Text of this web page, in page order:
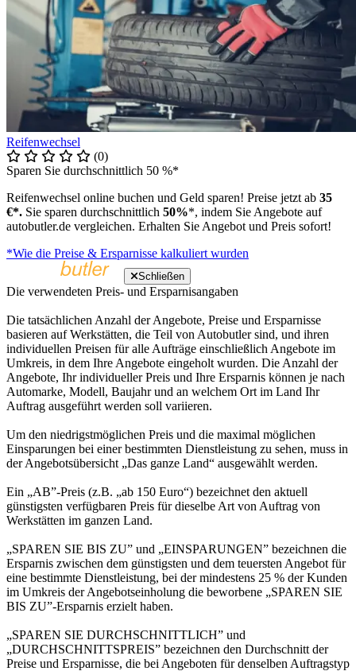
Reifenwechsel
(0)
Sparen Sie durchschnittlich 50 %*
Reifenwechsel online buchen und Geld sparen! Preise jetzt ab 35
€*. Sie sparen durchschnittlich 50%*, indem Sie Angebote auf
autobutler.de vergleichen. Erhalten Sie Angebot und Preis sofort!
*Wie die Preise & Ersparnisse kalkuliert wurden
Schließen
Die verwendeten Preis- und Ersparnisangaben
Die tatsächlichen Anzahl der Angebote, Preise und Ersparnisse
basieren auf Werkstätten, die Teil von Autobutler sind, und ihren
individuellen Preisen für alle Aufträge einschließlich Angebote im
Umkreis, in dem Ihre Angebote eingeholt wurden. Die Anzahl der
Angebote, Ihr individueller Preis und Ihre Ersparnis können je nach
Automarke, Modell, Baujahr und an welchem Ort im Land Ihr
Auftrag ausgeführt werden soll variieren.
Um den niedrigstmöglichen Preis und die maximal möglichen
Einsparungen bei einer bestimmten Dienstleistung zu sehen, muss in
der Angebotsübersicht „Das ganze Land“ ausgewählt werden.
Ein „AB”-Preis (z.B. „ab 150 Euro“) bezeichnet den aktuell
günstigsten verfügbaren Preis für dieselbe Art von Auftrag von
Werkstätten im ganzen Land.
„SPAREN SIE BIS ZU” und „EINSPARUNGEN” bezeichnen die
Ersparnis zwischen dem günstigsten und dem teuersten Angebot für
eine bestimmte Dienstleistung, bei der mindestens 25 % der Kunden
im Umkreis der Angebotseinholung die beworbene „SPAREN SIE
BIS ZU”-Ersparnis erzielt haben.
„SPAREN SIE DURCHSCHNITTLICH” und
„DURCHSCHNITTSPREIS” bezeichnen den Durchschnitt der
Preise und Ersparnisse, die bei Angeboten für denselben Auftragstyp